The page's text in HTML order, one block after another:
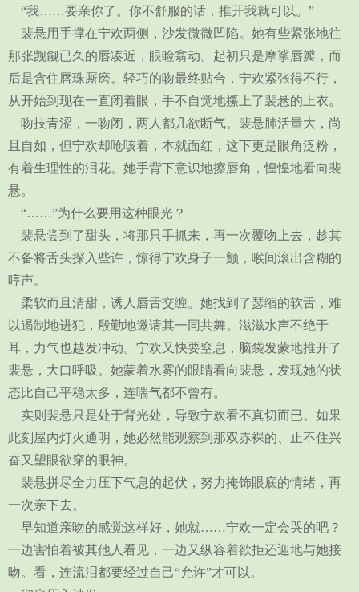
“我……要亲你了。你不舒服的话，推开我就可以。”
裴悬用手撑在宁欢两侧，沙发微微凹陷。她有些紧张地往
那张觊觎已久的唇凑近，眼睑翕动。起初只是摩挲唇瓣，而
后是含住唇珠厮磨。轻巧的吻最终贴合，宁欢紧张得不行，
从开始到现在一直闭着眼，手不自觉地攥上了裴悬的上衣。
吻技青涩，一吻闭，两人都几欲断气。裴悬肺活量大，尚
且自如，但宁欢却呛咳着，本就面红，这下更是眼角泛粉，
有着生理性的泪花。她手背下意识地擦唇角，惶惶地看向裴
悬。
“……”为什么要用这种眼光？
裴悬尝到了甜头，将那只手抓来，再一次覆吻上去，趁其
不备将舌头探入些许，惊得宁欢身子一颤，喉间滚出含糊的
哼声。
柔软而且清甜，诱人唇舌交缠。她找到了瑟缩的软舌，难
以遏制地进犯，殷勤地邀请其一同共舞。滋滋水声不绝于
耳，力气也越发冲动。宁欢又快要窒息，脑袋发蒙地推开了
裴悬，大口呼吸。她蒙着水雾的眼睛看向裴悬，发现她的状
态比自己平稳太多，连喘气都不曾有。
实则裴悬只是处于背光处，导致宁欢看不真切而已。如果
此刻屋内灯火通明，她必然能观察到那双赤裸的、止不住兴
奋又望眼欲穿的眼神。
裴悬拼尽全力压下气息的起伏，努力掩饰眼底的情绪，再
一次亲下去。
早知道亲吻的感觉这样好，她就……宁欢一定会哭的吧？
一边害怕着被其他人看见，一边又纵容着欲拒还迎地与她接
吻。看，连流泪都要经过自己“允许”才可以。